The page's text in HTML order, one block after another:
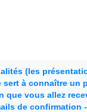
(les
à connaître un
vous allez
de confirmation